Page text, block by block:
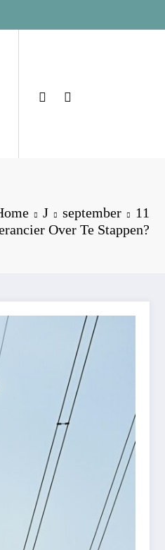
J september
11
Over Te Stappen?